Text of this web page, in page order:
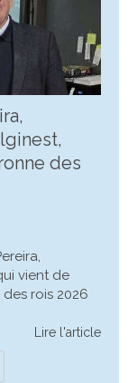
des
vient de
rois 2026
Lire l'article